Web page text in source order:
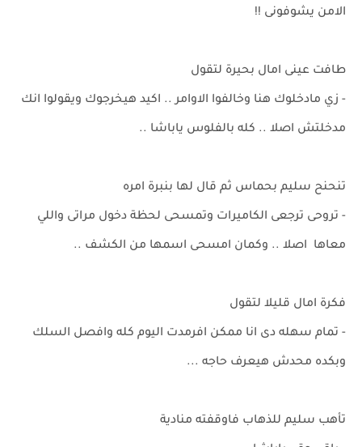
الامن يشوفونى !!
طافت عينى امال بحيرة لتقول
- زي مادخلوك هنا وخالفوا الاوامر .. اكيد هيخرجوك ويقولوا انك
مدخلتش اصلا .. كله بالفلوس ياباشا ..
تنحنح سليم بحماس ثم قال لها بنبرة امره
- تروحى ترجعى الكاميرات وتمسحى لحظة دخول مراتى واللي
معاها اصلا .. وكمان امسحى اسمها من الكشف ..
فكرة امال قليلا لتقول
- تمام سهله دى انا ممكن افرمدت اليوم كله وافصل السلك
وبكده محدش هيعرف حاجه ...
تأهب سليم للذهاب فاوقفته منادية